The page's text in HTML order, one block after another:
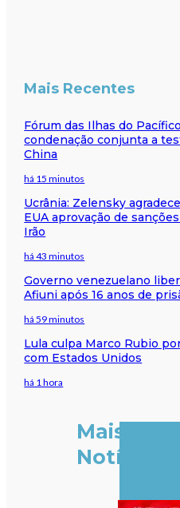
Mais Recentes
Fórum das Ilhas do
condenação conjunta a
China
há 15 minutos
Ucrânia: Zelensky
EUA aprovação de
Irão
há 43 minutos
Governo venezuelano
Afiuni após 16 anos de
há 59 minutos
Lula culpa Marco Rubio
com Estados Unidos
há 1 hora
Mais
Notícias